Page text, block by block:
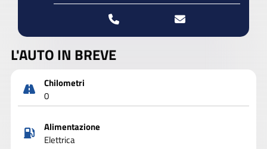
L'AUTO IN BREVE
Chilometri
0
Alimentazione
Elettrica